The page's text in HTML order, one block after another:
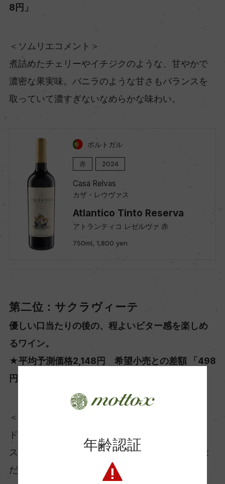
8円」
＜ソムリエコメント＞
煮詰めたチェリーやイチジクのような、甘やかで
濃密な果実味。バニラのような甘さもバランスを
取っていて濃すぎないなめらかな味わい。
ポルトガル
赤 2024
Casa Relvas
カザ・レウヴァス
Atlantico Tinto Reserva
アトランティコ レゼルヴァ 赤
750ml, 1,800 yen
第二位：サクラヴィーテ
優しい口当たりの後の、程よいビター感を楽しめ
るワイン。
★平均予測価格2,148円 希望小売との差額 「498
円」
＜ソムリエコメント＞
ドライフラワーのような華やかな香り、味わいに
スパイシーなアクセント。こなれ感もある が、ま
だ熟成のポテンシャルを感じる。
年齢認証